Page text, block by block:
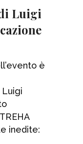
Luigi
è
inedite: